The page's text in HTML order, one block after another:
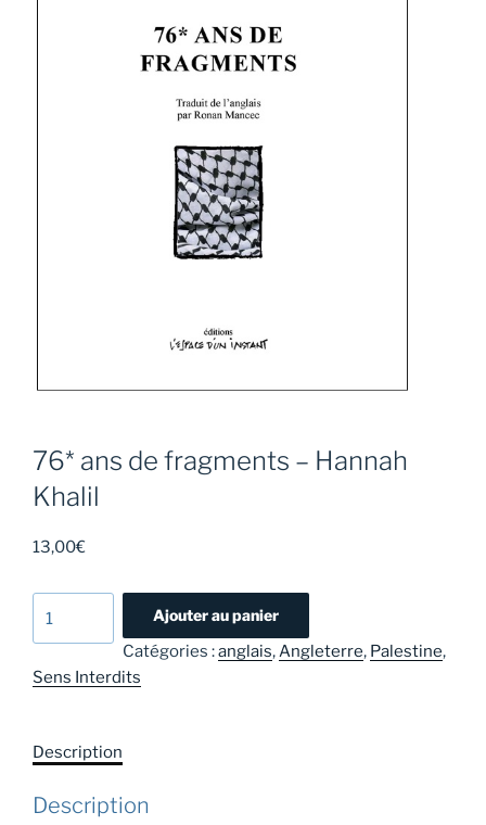
76* ans de fragments – Hannah
Khalil
13,00€
de
ans
-
Khalil
Ajouter au panier
Catégories :anglais,Angleterre, Palestine,
Sens Interdits
Description
Description